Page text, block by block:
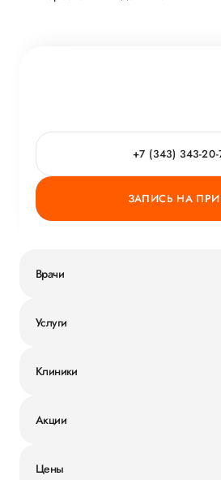
+7 (343) 343-20-
ЗАПИСЬ НА
Врачи
Услуги
Клиники
Акции
Цены